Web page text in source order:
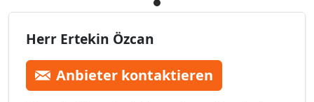
Herr Ertekin Özcan
Anbieter kontaktieren